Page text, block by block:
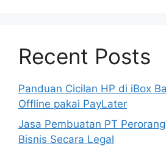
Recent Posts
Panduan Cicilan HP di iBox
Offline pakai PayLater
Jasa Pembuatan PT
Bisnis Secara Legal